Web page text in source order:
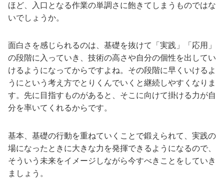
ほど、入口となる作業の単調さに飽きてしまうものではな
いでしょうか。
面白さを感じられるのは、基礎を抜けて「実践」「応用」
の段階に入っていき、技術の高さや自分の個性を出してい
けるようになってからですよね。その段階に早くいけるよ
うにという考え方でとりくんでいくと継続しやすくなりま
す。先に目指すものがあると、そこに向けて掛ける力が自
分を率いてくれるからです。
基本、基礎の行動を重ねていくことで鍛えられて、実践の
場になったときに大きな力を発揮できるようになるので、
そういう未来をイメージしながら今すべきことをしていき
ましょう。